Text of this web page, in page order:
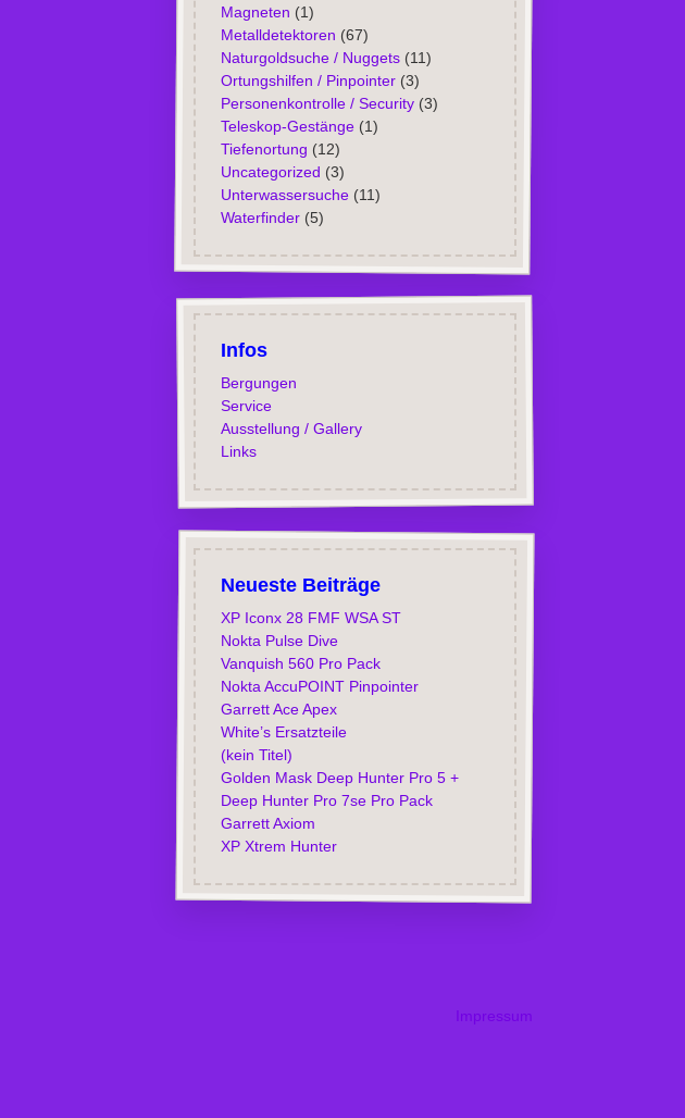
Magneten (1)
Metalldetektoren (67)
Naturgoldsuche / Nuggets(11)
Ortungshilfen / Pinpointer(3)
Personenkontrolle / Security(3)
Teleskop-Gestänge(1)
Tiefenortung (12)
Uncategorized (3)
Unterwassersuche(11)
Waterfinder(5)
Infos
Bergungen
Service
Ausstellung / Gallery
Links
Neueste Beiträge
XP Iconx 28 FMF WSA ST
Nokta Pulse Dive
Vanquish 560 Pro Pack
Nokta AccuPOINT Pinpointer
Garrett Ace Apex
White’s Ersatzteile
(kein Titel)
Golden Mask Deep Hunter Pro 5 +
Deep Hunter Pro 7se Pro Pack
Garrett Axiom
XP Xtrem Hunter
Impressum